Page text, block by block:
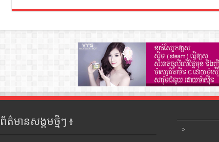
ព័ត៌មានសង្គមថ្មីៗ ៖
>